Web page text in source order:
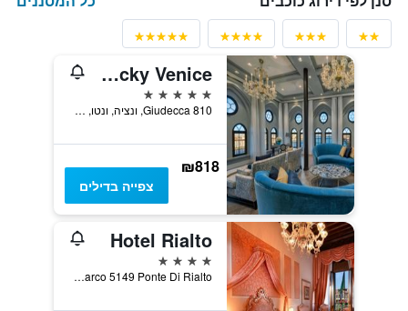
Hilton Molino Stucky Venice
5 כוכבים
Giudecca 810, ונציה, ונטו, איטליה
₪818
צפייה בדילים
Hotel Rialto
4 כוכבים
San Marco 5149 Ponte Di Rialto, ונציה, ונטו, איטליה